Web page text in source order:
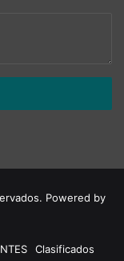
Powered by
Clasificados